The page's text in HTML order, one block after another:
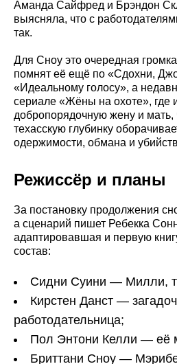
Аманда Сайфред и Брэндон
выясняла, что с
так.
Для Сноу это очередная
помнят её ещё по «Сдохни,
«Идеальному голосу», а
сериале «Жёны на охоте», где
добропорядочную жену и мать,
техасскую глубинку
одержимости, обмана и
Режиссёр и планы
За постановку продолжения
а сценарий пишет Ребекка
адаптировавшая и первую
состав:
Сидни Суини — Милли,
Кирстен Данст —
работодательница;
Пол Энтони Келли — её
Бриттани Сноу —